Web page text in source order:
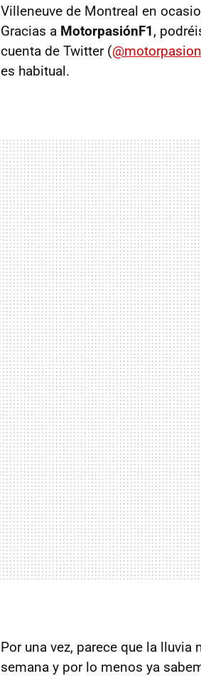
Villeneuve de Montreal en
Gracias a MotorpasiónF1,
cuenta de Twitter (
es habitual.
Por una vez, parece que la
semana y por lo menos ya